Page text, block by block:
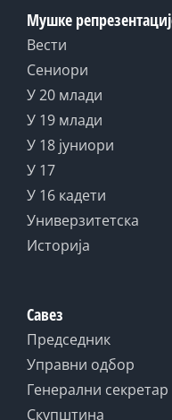
Мушке
Вести
Сениори
У 20 млади
У 19 млади
У 18 јуниори
У 17
У 16 кадети
Универзитетска
Историја
Савез
Председник
Управни одбор
Генерални секретар
Скупштина